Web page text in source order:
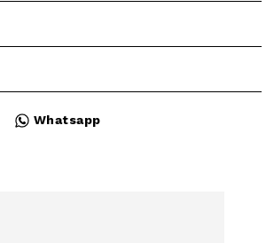
Whatsapp